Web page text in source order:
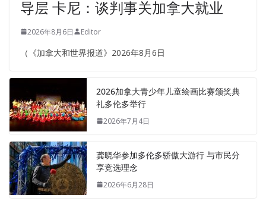
导层 卡尼：谈判事关加拿大就业
2026年8月6日 Editor
（《加拿大和世界报道》2026年8月6日
2026加拿大青少年儿童绘画比赛颁奖典
礼多伦多举行
2026年7月4日
龚晓华参加多伦多骄傲大游行 与市民分
享竞选理念
2026年6月28日